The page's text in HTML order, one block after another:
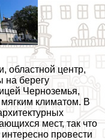
областной центр,
на берегу
Черноземья,
климатом. В
мест, так что
провести